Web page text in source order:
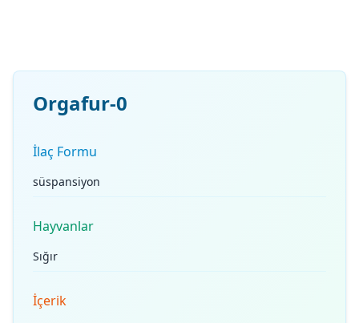
Orgafur-0
İlaç Formu
süspansiyon
Hayvanlar
Sığır
İçerik